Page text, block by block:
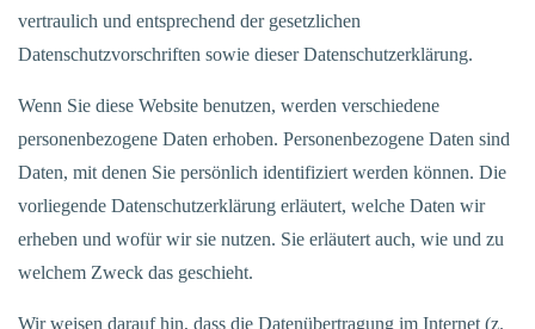
vertraulich und entsprechend der gesetzlichen
Datenschutzvorschriften sowie dieser Datenschutzerklärung.
Wenn Sie diese Website benutzen, werden verschiedene
personenbezogene Daten erhoben. Personenbezogene Daten sind
Daten, mit denen Sie persönlich identifiziert werden können. Die
vorliegende Datenschutzerklärung erläutert, welche Daten wir
erheben und wofür wir sie nutzen. Sie erläutert auch, wie und zu
welchem Zweck das geschieht.
Wir weisen darauf hin, dass die Datenübertragung im Internet (z.